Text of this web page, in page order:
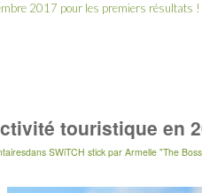
2017 pour les premiers résultats !
touristique en
dans SWiTCH stick par Armelle "The